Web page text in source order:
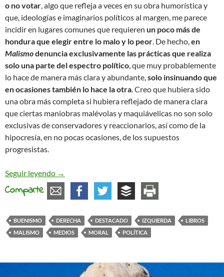
o no votar, algo que refleja a veces en su obra humorística y
que, ideologías e imaginarios políticos al margen, me parece
incidir en lugares comunes que requieren un poco más de
hondura que elegir entre lo malo y lo peor. De hecho,en
Malismodenuncia exclusivamente las prácticas que realiza
solo una parte del espectro político, que muy probablemente
lo hace de manera más clara y abundante,solo insinuando que
en ocasiones también lo hace la otra. Creo que hubiera sido
una obra más completa si hubiera reflejado de manera clara
que ciertas maniobras malévolas y maquiávelicas no son solo
exclusivas de conservadores y reaccionarios, así como de la
hipocresía, en no pocas ocasiones, de los supuestos
progresistas.
Seguir leyendo Malismo o la maldad ya no se esconde
→
Comparte
BUENISMO DERECHA DESTACADO IZQUIERDA
LIBROS
MALISMO
MEDIOS MORAL POLÍTICA